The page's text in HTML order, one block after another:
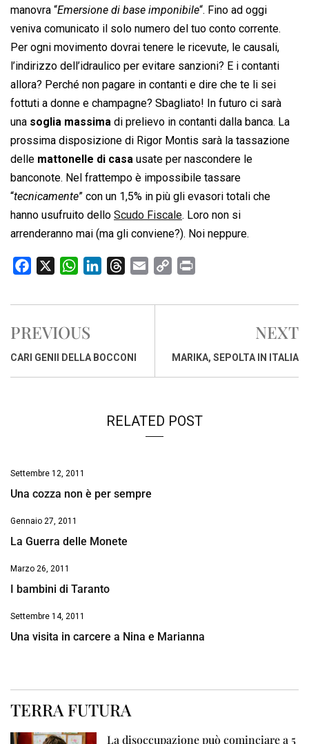
manovra “Emersione di base imponibile“. Fino ad oggi
veniva comunicato il solo numero del tuo conto corrente.
Per ogni movimento dovrai tenere le ricevute, le causali,
l’indirizzo dell’idraulico per evitare sanzioni? E i contanti
allora? Perché non pagare in contanti e dire che te li sei
fottuti a donne e champagne? Sbagliato! In futuro ci sarà
una soglia massima di prelievo in contanti dalla banca. La
prossima disposizione di Rigor Montis sarà la tassazione
delle mattonelle di casa usate per nascondere le
banconote. Nel frattempo è impossibile tassare
“tecnicamente” con un 1,5% in più gli evasori totali che
hanno usufruito dello Scudo Fiscale. Loro non si
arrenderanno mai (ma gli conviene?). Noi neppure.
c
b
o
W
a
s
A
n
d
r
d
a
p
i
i
PREVIOUS
CARI GENII DELLA BOCCONI
NEXT
MARIKA, SEPOLTA IN ITALIA
RELATED POST
Settembre 12, 2011
Una cozza non è per sempre
Gennaio 27, 2011
La Guerra delle Monete
Marzo 26, 2011
I bambini di Taranto
Settembre 14, 2011
Una visita in carcere a Nina e Marianna
TERRA FUTURA
La disoccupazione può cominciare a 5